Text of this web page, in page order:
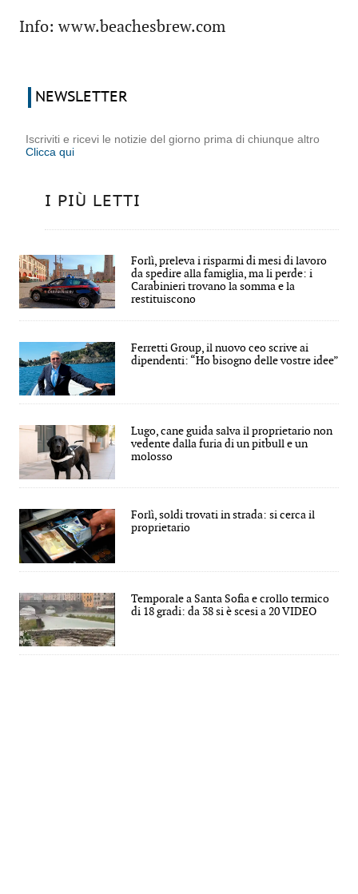
Info: www.beachesbrew.com
NEWSLETTER
Iscriviti e ricevi le notizie del giorno prima di chiunque altro
Clicca qui
I PIÙ LETTI
Forlì, preleva i risparmi di mesi di lavoro
da spedire alla famiglia, ma li perde: i
Carabinieri trovano la somma e la
restituiscono
Ferretti Group, il nuovo ceo scrive ai
dipendenti: “Ho bisogno delle vostre idee”
Lugo, cane guida salva il proprietario non
vedente dalla furia di un pitbull e un
molosso
Forlì, soldi trovati in strada: si cerca il
proprietario
Temporale a Santa Sofia e crollo termico
di 18 gradi: da 38 si è scesi a 20 VIDEO